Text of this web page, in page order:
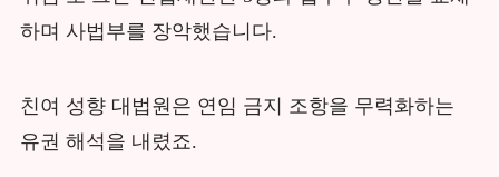
하며 사법부를 장악했습니다.
친여 성향 대법원은 연임 금지 조항을 무력화하는
유권 해석을 내렸죠.